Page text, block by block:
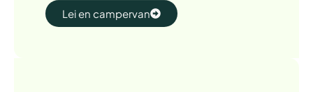
Lei en campervan